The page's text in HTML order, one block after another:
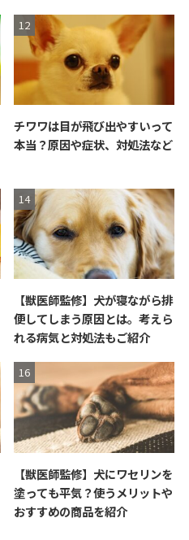
チワワは目が飛び出やすいって
本当？原因や症状、対処法など
【獣医師監修】犬が寝ながら排
便してしまう原因とは。考えら
れる病気と対処法もご紹介
【獣医師監修】犬にワセリンを
塗っても平気？使うメリットや
おすすめの商品を紹介